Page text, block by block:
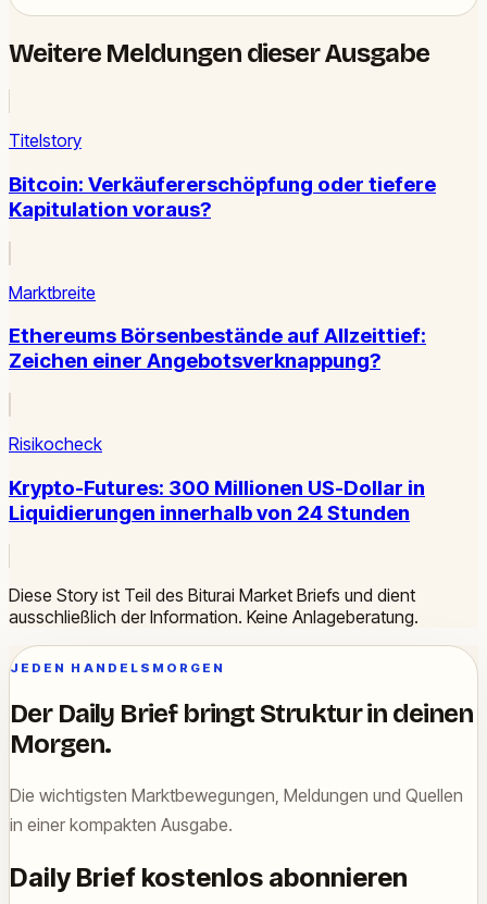
Weitere Meldungen dieser Ausgabe
Titelstory
Bitcoin: Verkäufererschöpfung oder tiefere
Kapitulation voraus?
Marktbreite
Ethereums Börsenbestände auf Allzeittief:
Zeichen einer Angebotsverknappung?
Risikocheck
Krypto-Futures: 300 Millionen US-Dollar in
Liquidierungen innerhalb von 24 Stunden
Diese Story ist Teil des Biturai Market Briefs und dient
ausschließlich der Information. Keine Anlageberatung.
JEDEN HANDELSMORGEN
Der Daily Brief bringt Struktur in deinen
Morgen.
Die wichtigsten Marktbewegungen, Meldungen und Quellen
in einer kompakten Ausgabe.
Daily Brief kostenlos abonnieren